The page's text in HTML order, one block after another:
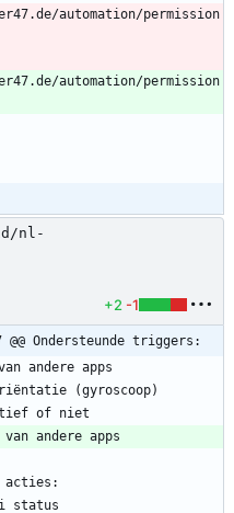
automation/permission
automation/permission
nl-
+2 -1
@@ Ondersteunde triggers: